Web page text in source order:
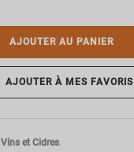
AJOUTER AU PANIER
AJOUTER À MES FAVORIS
Vins et Cidres.